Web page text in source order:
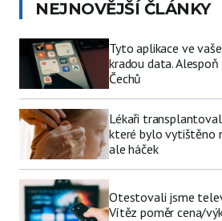
NEJNOVĚJŠÍ ČLÁNKY
Tyto aplikace ve
kradou data.
Čechů
Lékaři
které bylo vytištěno
ale háček
Otestovali jsme
Vítěz poměr cena/